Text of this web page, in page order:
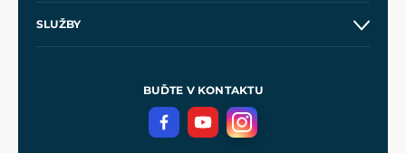
Velkoobchod
SLUŽBY
Meče pro Kingdom Come
BUĎTE V KONTAKTU